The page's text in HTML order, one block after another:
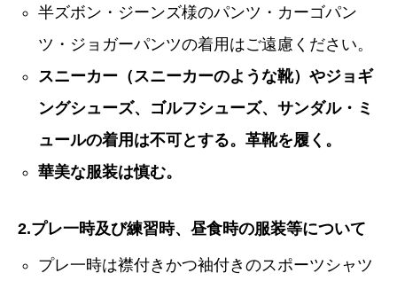
半ズボン・ジーンズ様のパンツ・カーゴパン
ツ・ジョガーパンツの着用はご遠慮ください。
スニーカー（スニーカーのような靴）やジョギ
ングシューズ、ゴルフシューズ、サンダル・ミ
ュールの着用は不可とする。革靴を履く。
華美な服装は慎む。
2.プレ一時及び練習時、昼食時の服装等について
プレ一時は襟付きかつ袖付きのスポーツシャツ